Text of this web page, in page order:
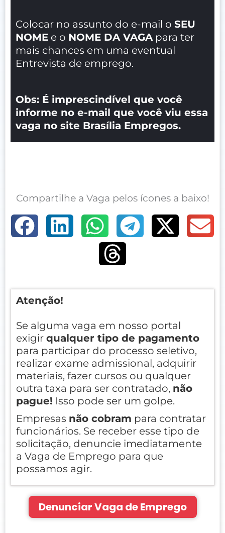
Colocar no assunto do e-mail o SEU
NOME e o NOME DA VAGA para ter
mais chances em uma eventual
Entrevista de emprego.
Obs: É imprescindível que você
informe no e-mail que você viu essa
vaga no site Brasília Empregos.
Compartilhe a Vaga pelos ícones a baixo!
Atenção!
Se alguma vaga em nosso portal
exigir qualquer tipo de pagamento
para participar do processo seletivo,
realizar exame admissional, adquirir
materiais, fazer cursos ou qualquer
outra taxa para ser contratado, não
pague! Isso pode ser um golpe.
Empresas não cobram para contratar
funcionários. Se receber esse tipo de
solicitação, denuncie imediatamente
a Vaga de Emprego para que
possamos agir.
Denunciar Vaga de Emprego